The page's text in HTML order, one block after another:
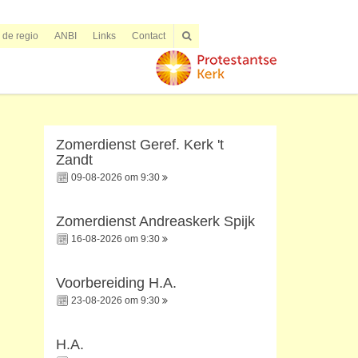
de regio ANBI Links Contact
Zomerdienst Geref. Kerk 't
Zandt
09-08-2026 om 9:30
Zomerdienst Andreaskerk Spijk
16-08-2026 om 9:30
Voorbereiding H.A.
23-08-2026 om 9:30
H.A.